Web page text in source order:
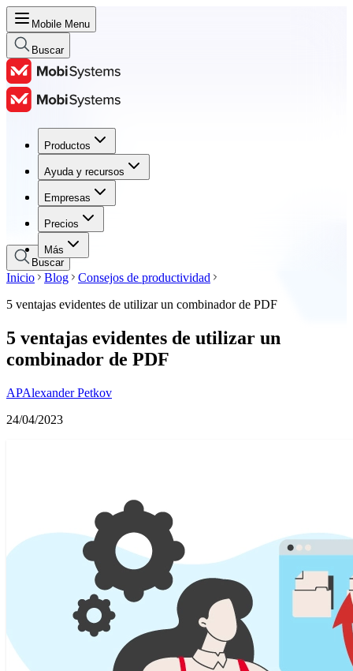
Mobile Menu
Buscar
Productos
Ayuda y recursos
Empresas
Precios
Más
Productos
Ayuda y recursos
Empresas
Precios
Buscar
Inicio Blog
Consejos de productividad
5 ventajas evidentes de utilizar un combinador de PDF
5 ventajas evidentes de utilizar un
combinador de PDF
APAlexander Petkov
24/04/2023